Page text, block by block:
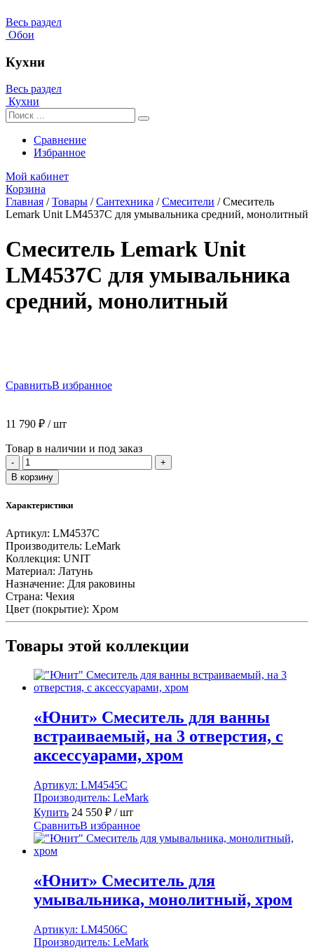
Весь раздел
Обои
Кухни
Весь раздел
Кухни
Сравнение
Избранное
Мой кабинет
Корзина
Главная /Товары /Сантехника /Смесители /Смеситель
Lemark Unit LM4537C для умывальника средний, монолитный
Смеситель Lemark Unit
LM4537C для умывальника
средний, монолитный
СравнитьВ избранное
11 790 ₽ / шт
Товар в наличии и под заказ
-
Количество
товара
Смеситель
Unit
для
умывальника
средний,
монолитный
+
В корзину
Характеристики
Артикул: LM4537C
Производитель: LeMark
Коллекция: UNIT
Материал: Латунь
Назначение: Для раковины
Страна: Чехия
Цвет (покрытие): Хром
Товары этой коллекции
«Юнит» Смеситель для ванны
встраиваемый, на 3 отверстия, с
аксессуарами, хром
Артикул: LM4545C
Производитель: LeMark
Купить 24 550 ₽ / шт
СравнитьВ избранное
«Юнит» Смеситель для
умывальника, монолитный, хром
Артикул: LM4506C
Производитель: LeMark